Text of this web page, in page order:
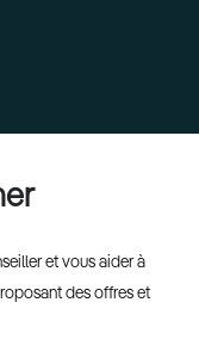
et vous aider à
des offres et